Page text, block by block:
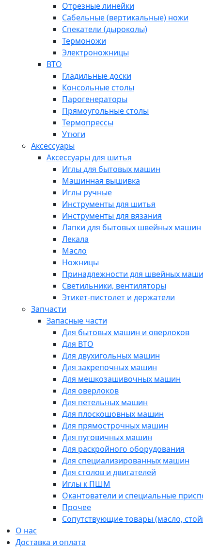
Отрезные линейки
Сабельные (вертикальные) ножи
Спекатели (дыроколы)
Термоножи
Электроножницы
ВТО
Гладильные доски
Консольные столы
Парогенераторы
Прямоугольные столы
Термопрессы
Утюги
Аксессуары
Аксессуары для шитья
Иглы для бытовых машин
Машинная вышивка
Иглы ручные
Инструменты для шитья
Инструменты для вязания
Лапки для бытовых швейных машин
Лекала
Масло
Ножницы
Принадлежности для швейных
Светильники, вентиляторы
Этикет-пистолет и держатели
Запчасти
Запасные части
Для бытовых машин и оверлоков
Для ВТО
Для двухигольных машин
Для закрепочных машин
Для мешкозашивочных машин
Для оверлоков
Для петельных машин
Для плоскошовных машин
Для прямострочных машин
Для пуговичных машин
Для раскройного оборудования
Для специализированных машин
Для столов и двигателей
Иглы к ПШМ
Окантователи и специальные
Прочее
Сопутствующие товары (масло,
О нас
Доставка и оплата